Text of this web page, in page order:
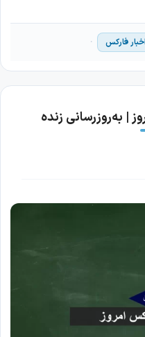
اخبار فارکس
| به‌روزرسانی زنده